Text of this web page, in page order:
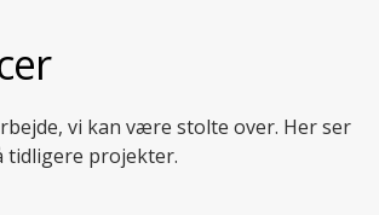
vi kan være stolte over. Her ser
tidligere projekter.